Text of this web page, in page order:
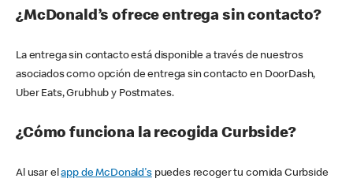
¿McDonald’s ofrece entrega sin contacto?
La entrega sin contacto está disponible a través de nuestros
asociados como opción de entrega sin contacto en DoorDash,
Uber Eats, Grubhub y Postmates.
¿Cómo funciona la recogida Curbside?
Al usar elapp de McDonald'spuedes recoger tu comida Curbside